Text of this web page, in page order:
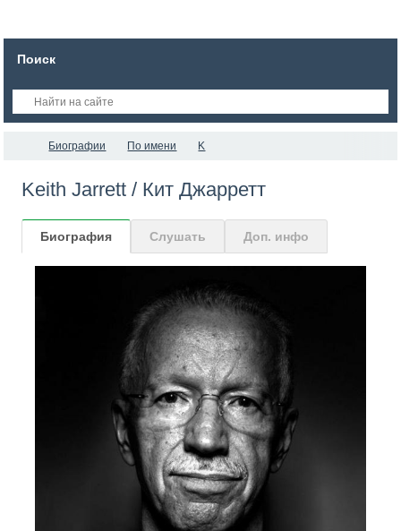
Поиск
Биографии По имени K
Keith Jarrett / Кит Джарретт
Биография Слушать Доп. инфо